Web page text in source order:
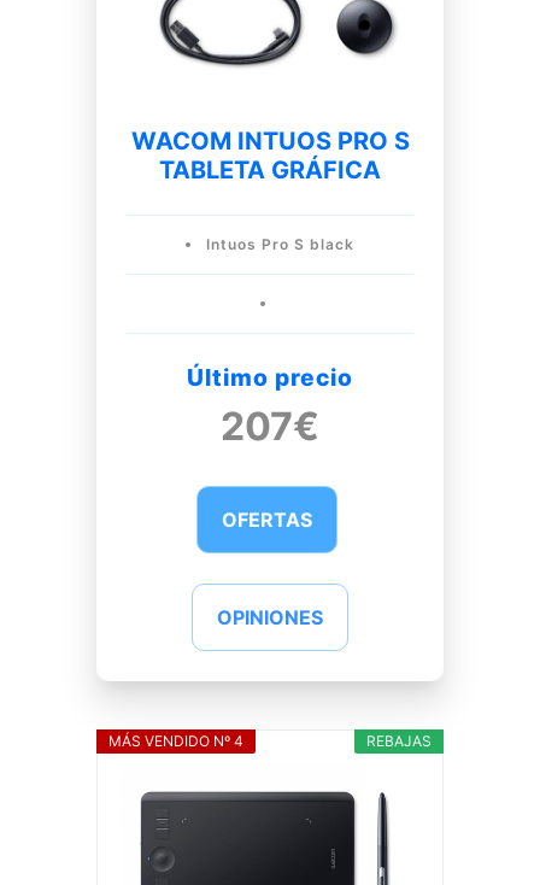
WACOM INTUOS PRO S
TABLETA GRÁFICA
Intuos Pro S black
Último precio
207€
OFERTAS
OPINIONES
REBAJAS
MÁS VENDIDO Nº 4